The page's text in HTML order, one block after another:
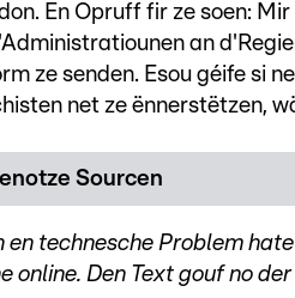
En Opruff fir ze soen:
an
ze senden. Esou géife si
net ze ënnerstëtzen,
Sourcen
en technesche Problem
online. Den Text gouf no